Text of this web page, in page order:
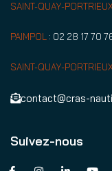
SAINT-QUAY-
PAIMPOL : 02 28 17 70
SAINT-QUAY-
contact@cras-
Suivez-nous